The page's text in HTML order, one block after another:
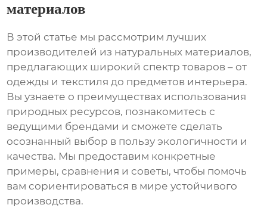
материалов
В этой статье мы рассмотрим лучших
производителей из натуральных материалов,
предлагающих широкий спектр товаров – от
одежды и текстиля до предметов интерьера.
Вы узнаете о преимуществах использования
природных ресурсов, познакомитесь с
ведущими брендами и сможете сделать
осознанный выбор в пользу экологичности и
качества. Мы предоставим конкретные
примеры, сравнения и советы, чтобы помочь
вам сориентироваться в мире устойчивого
производства.